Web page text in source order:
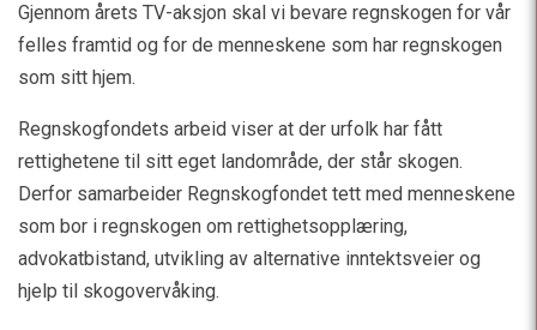
Gjennom årets TV-aksjon skal vi bevare regnskogen for vår
felles framtid og for de menneskene som har regnskogen
som sitt hjem.
Regnskogfondets arbeid viser at der urfolk har fått
rettighetene til sitt eget landområde, der står skogen.
Derfor samarbeider Regnskogfondet tett med menneskene
som bor i regnskogen om rettighetsopplæring,
advokatbistand, utvikling av alternative inntektsveier og
hjelp til skogovervåking.